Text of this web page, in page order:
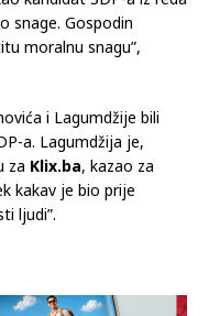
prije 10 i više
predsjednika
figa u džepu, bez
kandidat SDP-a iz reda
snage. Gospodin
moralnu snagu”,
i Lagumdžije bili
a. Lagumdžija je,
kakav je bio prije
ljudi”.